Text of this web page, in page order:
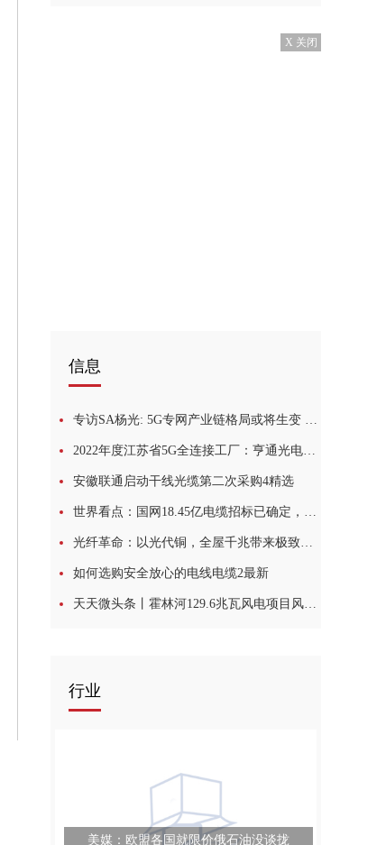
X 关闭
信息
专访SA杨光: 5G专网产业链格局或将生变 监管工作任重道远0全球新要闻
2022年度江苏省5G全连接工厂：亨通光电入选
安徽联通启动干线光缆第二次采购4精选
世界看点：国网18.45亿电缆招标已确定，47家缆企中标候选
光纤革命：以光代铜，全屋千兆带来极致新体验？
如何选购安全放心的电线电缆2最新
天天微头条丨霍林河129.6兆瓦风电项目风机全部就位
行业
美媒：欧盟各国就限价俄石油没谈拢